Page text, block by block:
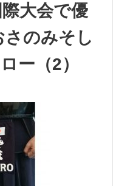
際大会で優
のみそし
ー（2）